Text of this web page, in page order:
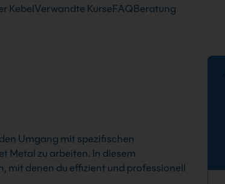
KebelVerwandte KurseFAQBeratung
Umgang mit spezifischen
Metal zu arbeiten. In diesem
mit denen du effizient und professionell